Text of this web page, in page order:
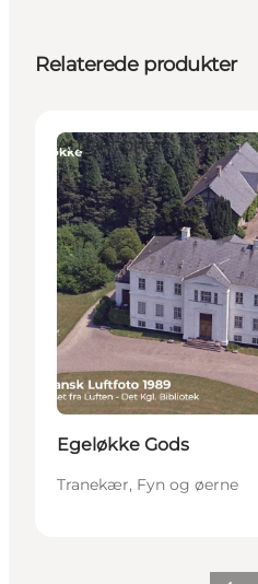
Relaterede produkter
Attraktioner
Egeløkke Gods
Tranekær, Fyn og øerne